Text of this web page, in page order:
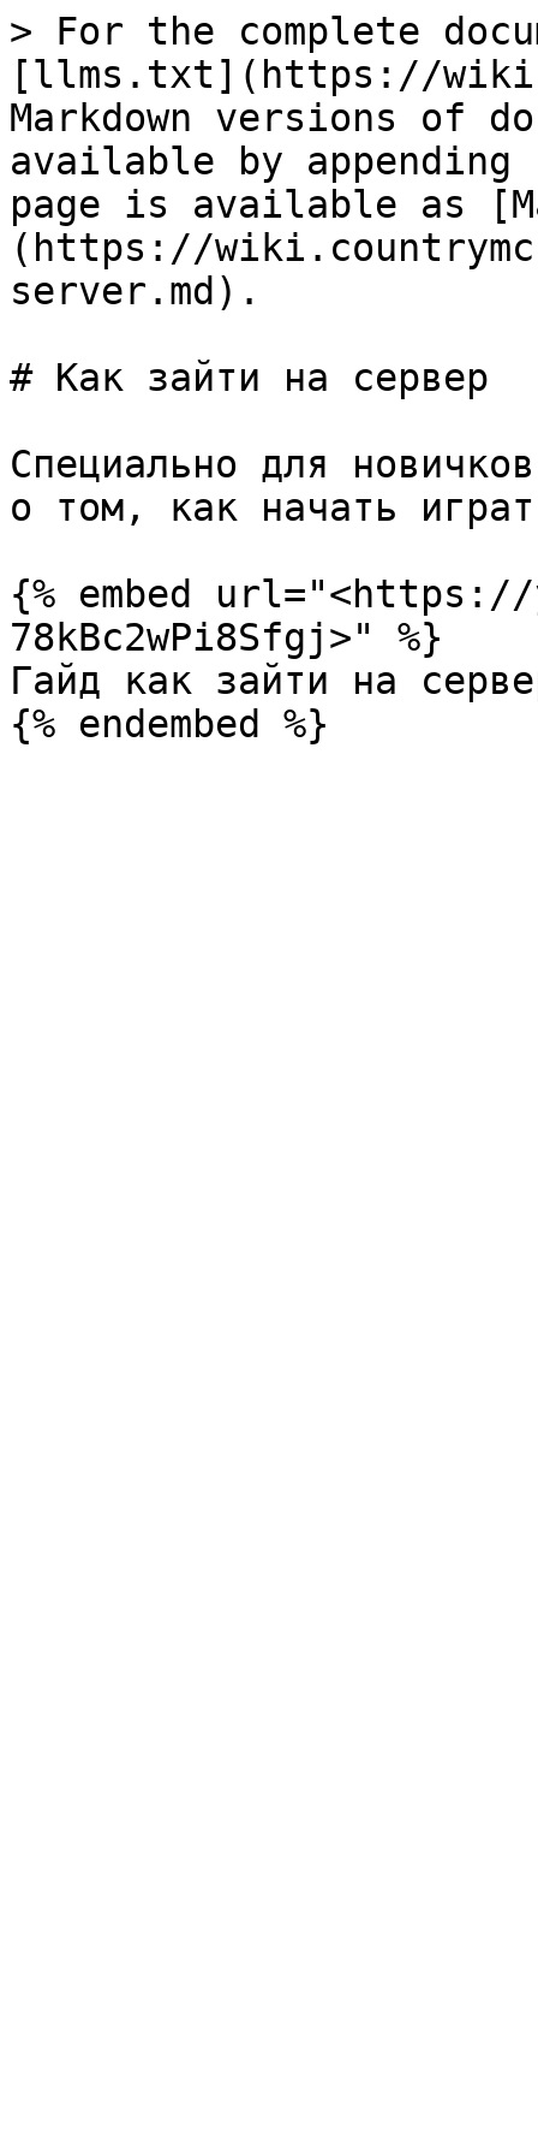
> For the complete
[llms.txt](https://
Markdown versions of
available by
page is available as
(https://
server.md).
# Как зайти на сервер
Специально для
о том, как начать
{% embed url="<https://
78kBc2wPi8Sfgj>" %}
Гайд как зайти на